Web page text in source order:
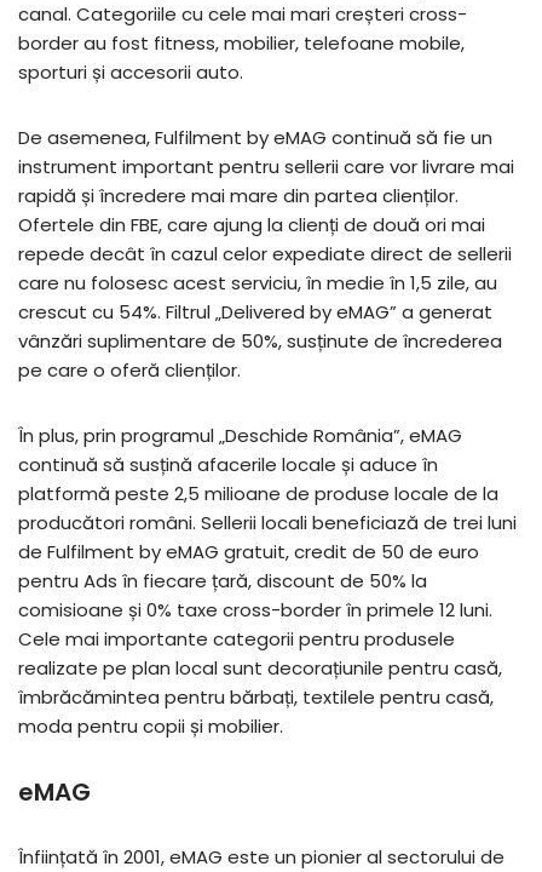
canal. Categoriile cu cele mai mari creșteri cross-
border au fost fitness, mobilier, telefoane mobile,
sporturi și accesorii auto.
De asemenea, Fulfilment by eMAG continuă să fie un
instrument important pentru sellerii care vor livrare mai
rapidă și încredere mai mare din partea clienților.
Ofertele din FBE, care ajung la clienți de două ori mai
repede decât în cazul celor expediate direct de sellerii
care nu folosesc acest serviciu, în medie în 1,5 zile, au
crescut cu 54%. Filtrul „Delivered by eMAG” a generat
vânzări suplimentare de 50%, susținute de încrederea
pe care o oferă clienților.
În plus, prin programul „Deschide România”, eMAG
continuă să susțină afacerile locale și aduce în
platformă peste 2,5 milioane de produse locale de la
producători români. Sellerii locali beneficiază de trei luni
de Fulfilment by eMAG gratuit, credit de 50 de euro
pentru Ads în fiecare țară, discount de 50% la
comisioane și 0% taxe cross-border în primele 12 luni.
Cele mai importante categorii pentru produsele
realizate pe plan local sunt decorațiunile pentru casă,
îmbrăcămintea pentru bărbați, textilele pentru casă,
moda pentru copii și mobilier.
eMAG
Înființată în 2001, eMAG este un pionier al sectorului de